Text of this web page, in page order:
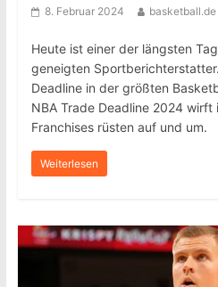
8. Februar 2024
Heute ist einer der längsten
geneigten
Deadline in der größten
NBA Trade Deadline 2024
Franchises rüsten auf und um.
Weiterlesen